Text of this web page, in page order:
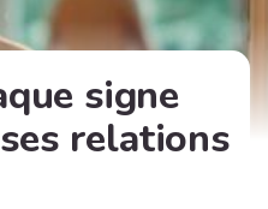
signe
relations